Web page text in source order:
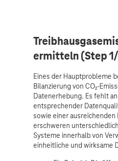
ermitteln (Step
Eines der Hauptprobleme
Bilanzierung von CO₂-
Datenerhebung. Es fehlt
entsprechender
sowie einer
erschweren
Systeme innerhalb von
einheitliche und wirksame